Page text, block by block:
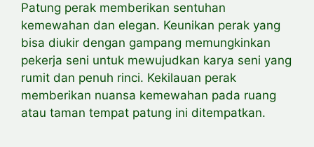
Patung perak memberikan sentuhan
kemewahan dan elegan. Keunikan perak yang
bisa diukir dengan gampang memungkinkan
pekerja seni untuk mewujudkan karya seni yang
rumit dan penuh rinci. Kekilauan perak
memberikan nuansa kemewahan pada ruang
atau taman tempat patung ini ditempatkan.